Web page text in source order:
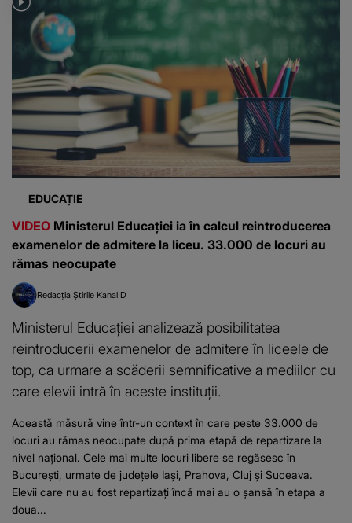
EDUCAȚIE
VIDEO Ministerul Educației ia în calcul reintroducerea
examenelor de admitere la liceu. 33.000 de locuri au
rămas neocupate
Redacția Știrile Kanal D
Ministerul Educației analizează posibilitatea
reintroducerii examenelor de admitere în liceele de
top, ca urmare a scăderii semnificative a mediilor cu
care elevii intră în aceste instituții.
Această măsură vine într-un context în care peste 33.000 de
locuri au rămas neocupate după prima etapă de repartizare la
nivel național. Cele mai multe locuri libere se regăsesc în
București, urmate de județele Iași, Prahova, Cluj și Suceava.
Elevii care nu au fost repartizați încă mai au o șansă în etapa a
doua...